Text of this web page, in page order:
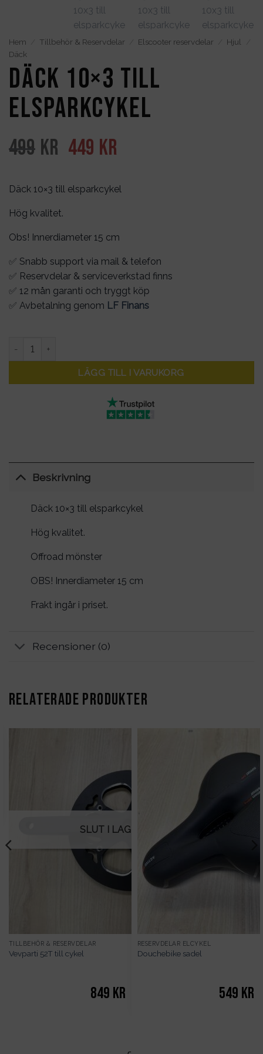
Hem Tillbehör & Reservdelar Elscooter reservdelar Hjul
Däck
Däck 10×3 till
elsparkcykel
499 kr Det
priset
499kr.
449 kr
priset
449kr.
Däck 10×3 till elsparkcykel
Hög kvalitet.
Obs! Innerdiameter 15 cm
✅ Snabb support via mail & telefon
✅ Reservdelar & serviceverkstad finns
✅ 12 mån garanti och tryggt köp
✅ Avbetalning genom LF Finans
Däck 10x3 till elsparkcykel mängd
LÄGG TILL I VARUKORG
Beskrivning
Däck 10×3 till elsparkcykel
Hög kvalitet.
Offroad mönster
OBS! Innerdiameter 15 cm
Frakt ingår i priset.
Recensioner (0)
RELATERADE PRODUKTER
SLUT I LAGER
TILLBEHÖR & RESERVDELAR
Vevparti 52T till cykel
849 kr
RESERVDELAR ELCYKEL
Douchebike sadel
549 kr